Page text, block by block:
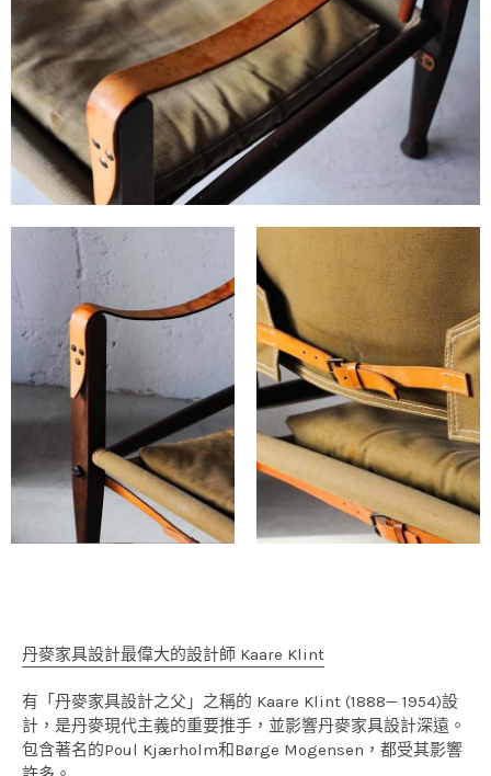
丹麥家具設計最偉大的設計師 Kaare Klint
有「丹麥家具設計之父」之稱的 Kaare Klint (1888— 1954)設
計，是丹麥現代主義的重要推手，並影響丹麥家具設計深遠。
包含著名的Poul Kjærholm和Børge Mogensen，都受其影響